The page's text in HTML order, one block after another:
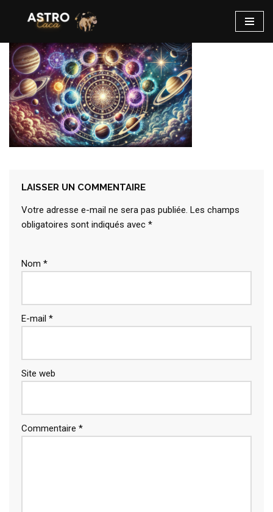
au
contenu
LAISSER UN COMMENTAIRE
Votre adresse e-mail ne sera pas publiée. Les champs
obligatoires sont indiqués avec *
Nom *
E-mail *
Site web
Commentaire *